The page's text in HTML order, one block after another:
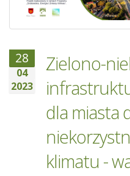
28
04
2023
Zielono-
dla miasta
klimatu -